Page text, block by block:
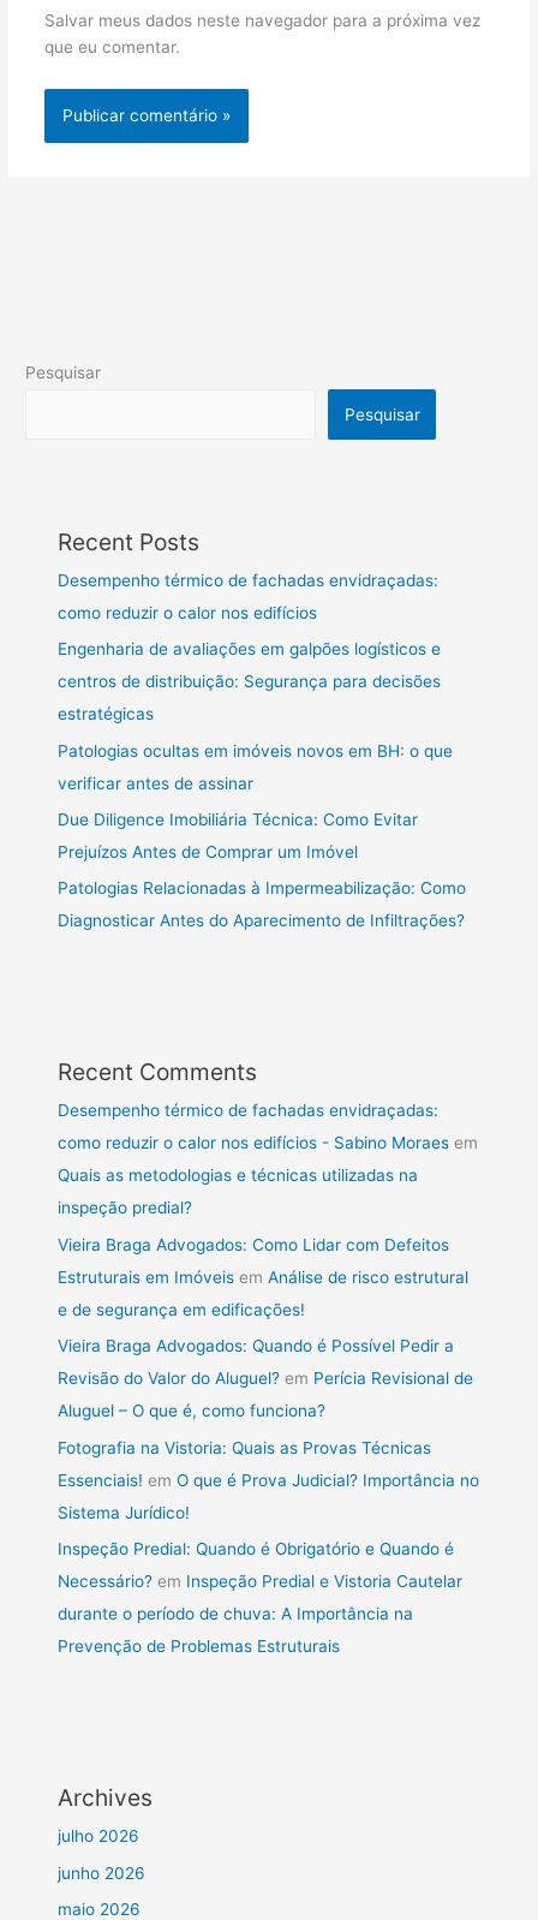
Salvar meus dados neste navegador para a próxima vez
que eu comentar.
Pesquisar
Pesquisar
Recent Posts
Desempenho térmico de fachadas envidraçadas:
como reduzir o calor nos edifícios
Engenharia de avaliações em galpões logísticos e
centros de distribuição: Segurança para decisões
estratégicas
Patologias ocultas em imóveis novos em BH: o que
verificar antes de assinar
Due Diligence Imobiliária Técnica: Como Evitar
Prejuízos Antes de Comprar um Imóvel
Patologias Relacionadas à Impermeabilização: Como
Diagnosticar Antes do Aparecimento de Infiltrações?
Recent Comments
Desempenho térmico de fachadas envidraçadas:
como reduzir o calor nos edifícios - Sabino Moraes em
Quais as metodologias e técnicas utilizadas na
inspeção predial?
Vieira Braga Advogados: Como Lidar com Defeitos
Estruturais em Imóveis emAnálise de risco estrutural
e de segurança em edificações!
Vieira Braga Advogados: Quando é Possível Pedir a
Revisão do Valor do Aluguel? em Perícia Revisional de
Aluguel – O que é, como funciona?
Fotografia na Vistoria: Quais as Provas Técnicas
Essenciais! emO que é Prova Judicial? Importância no
Sistema Jurídico!
Inspeção Predial: Quando é Obrigatório e Quando é
Necessário? em Inspeção Predial e Vistoria Cautelar
durante o período de chuva: A Importância na
Prevenção de Problemas Estruturais
Archives
julho 2026
junho 2026
maio 2026